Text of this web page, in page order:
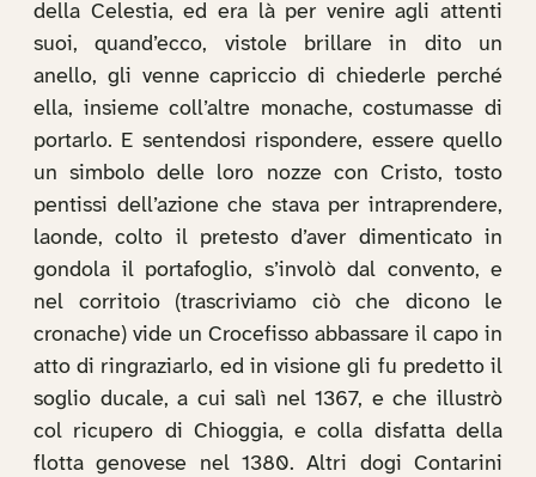
della Celestia, ed era là per venire agli attenti
suoi, quand’ecco, vistole brillare in dito un
anello, gli venne capriccio di chiederle perché
ella, insieme coll’altre monache, costumasse di
portarlo. E sentendosi rispondere, essere quello
un simbolo delle loro nozze con Cristo, tosto
pentissi dell’azione che stava per intraprendere,
laonde, colto il pretesto d’aver dimenticato in
gondola il portafoglio, s’involò dal convento, e
nel corritoio (trascriviamo ciò che dicono le
cronache) vide un Crocefisso abbassare il capo in
atto di ringraziarlo, ed in visione gli fu predetto il
soglio ducale, a cui salì nel 1367, e che illustrò
col ricupero di Chioggia, e colla disfatta della
flotta genovese nel 1380. Altri dogi Contarini